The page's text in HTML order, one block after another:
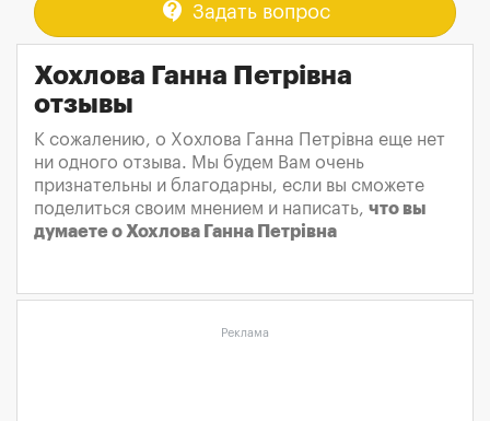
contact_support Задать вопрос
Хохлова Ганна Петрівна
отзывы
К сожалению, о Хохлова Ганна Петрівна еще нет
ни одного отзыва. Мы будем Вам очень
признательны и благодарны, если вы сможете
поделиться своим мнением и написать, что вы
думаете о Хохлова Ганна Петрівна
Реклама